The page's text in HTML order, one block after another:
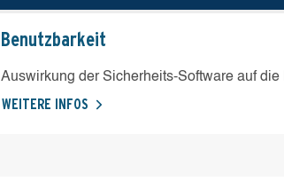
Benutz­barkeit
Auswirkung der Sicherheits-Software auf
WEITERE INFOS